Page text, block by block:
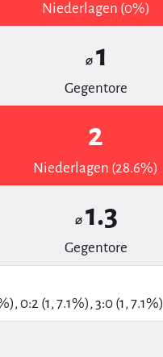
Niederlagen (0%)
⌀ 1
Gegentore
2
Niederlagen (28.6%)
⌀ 1.3
Gegentore
0:2 (1, 7.1%), 3:0 (1, 7.1%)